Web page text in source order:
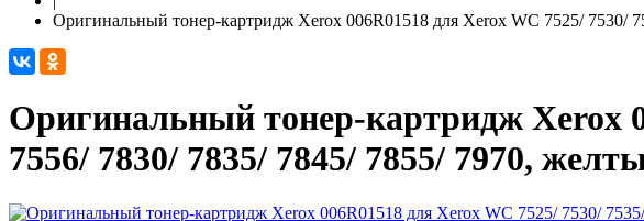
Оригинальный тонер-картридж Xerox 006R01518 для Xerox WC 7525/ 7530/
Оригинальный тонер-картридж Xerox
7556/ 7830/ 7835/ 7845/ 7855/ 7970,